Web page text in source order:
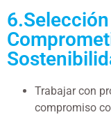
Trabajar con
compromiso